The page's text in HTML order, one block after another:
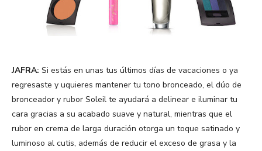
JAFRA: Si estás en unas tus últimos días de vacaciones o ya
regresaste y uquieres mantener tu tono bronceado, el dúo de
bronceador y rubor Soleil te ayudará a delinear e iluminar tu
cara gracias a su acabado suave y natural, mientras que el
rubor en crema de larga duración otorga un toque satinado y
luminoso al cutis, además de reducir el exceso de grasa y la